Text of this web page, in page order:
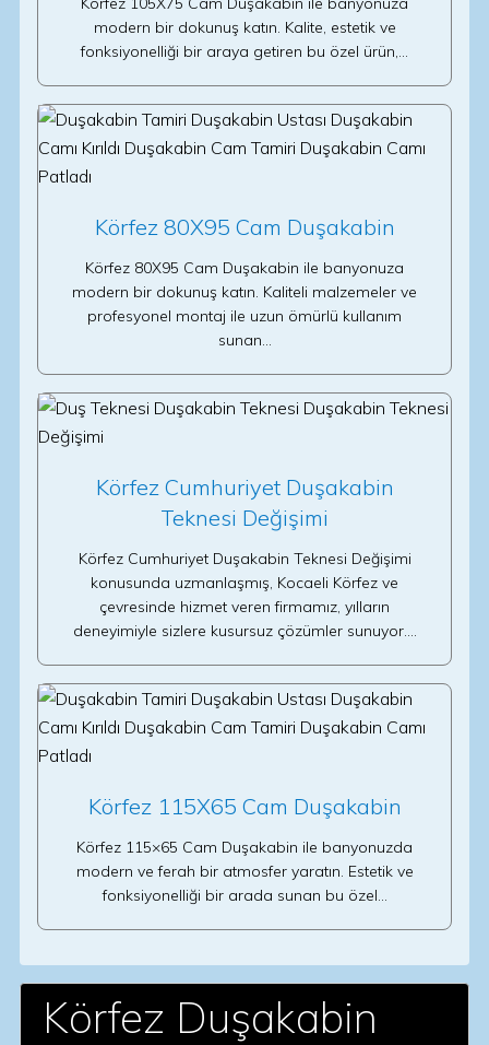
modern bir dokunuş katın. Kalite, estetik ve
fonksiyonelliği bir araya getiren bu özel ürün,…
Körfez 80X95 Cam Duşakabin
Körfez 80X95 Cam Duşakabin ile banyonuza
modern bir dokunuş katın. Kaliteli malzemeler ve
profesyonel montaj ile uzun ömürlü kullanım
sunan…
Körfez Cumhuriyet Duşakabin
Teknesi Değişimi
Körfez Cumhuriyet Duşakabin Teknesi Değişimi
konusunda uzmanlaşmış, Kocaeli Körfez ve
çevresinde hizmet veren firmamız, yılların
deneyimiyle sizlere kusursuz çözümler sunuyor.…
Körfez 115X65 Cam Duşakabin
Körfez 115×65 Cam Duşakabin ile banyonuzda
modern ve ferah bir atmosfer yaratın. Estetik ve
fonksiyonelliği bir arada sunan bu özel…
Körfez Duşakabin